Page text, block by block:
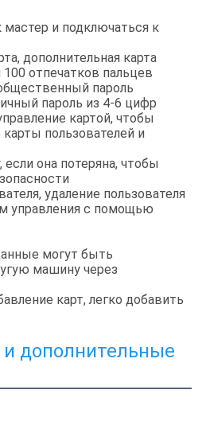
и подключаться к
дополнительная карта
100 отпечатков пальцев
пароль
пароль из 4-6 цифр
картой, чтобы
пользователей и
если она потеряна, чтобы
удаление пользователя
управления с помощью
могут быть
машину через
карт, легко добавить
дополнительные